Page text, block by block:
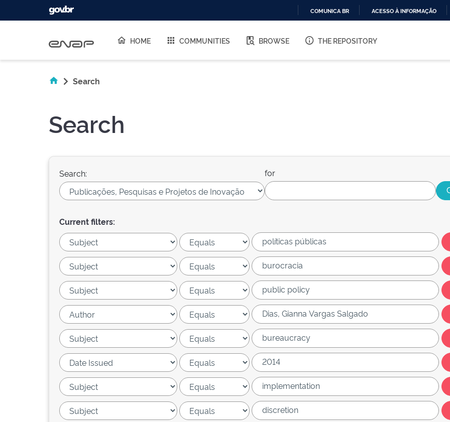
O
COMUNICA BR ACESSO À INFORMAÇÃO
HOME COMMUNITIES BROWSE THE REPOSITORY
Search
Search
Search: for
Current filters: